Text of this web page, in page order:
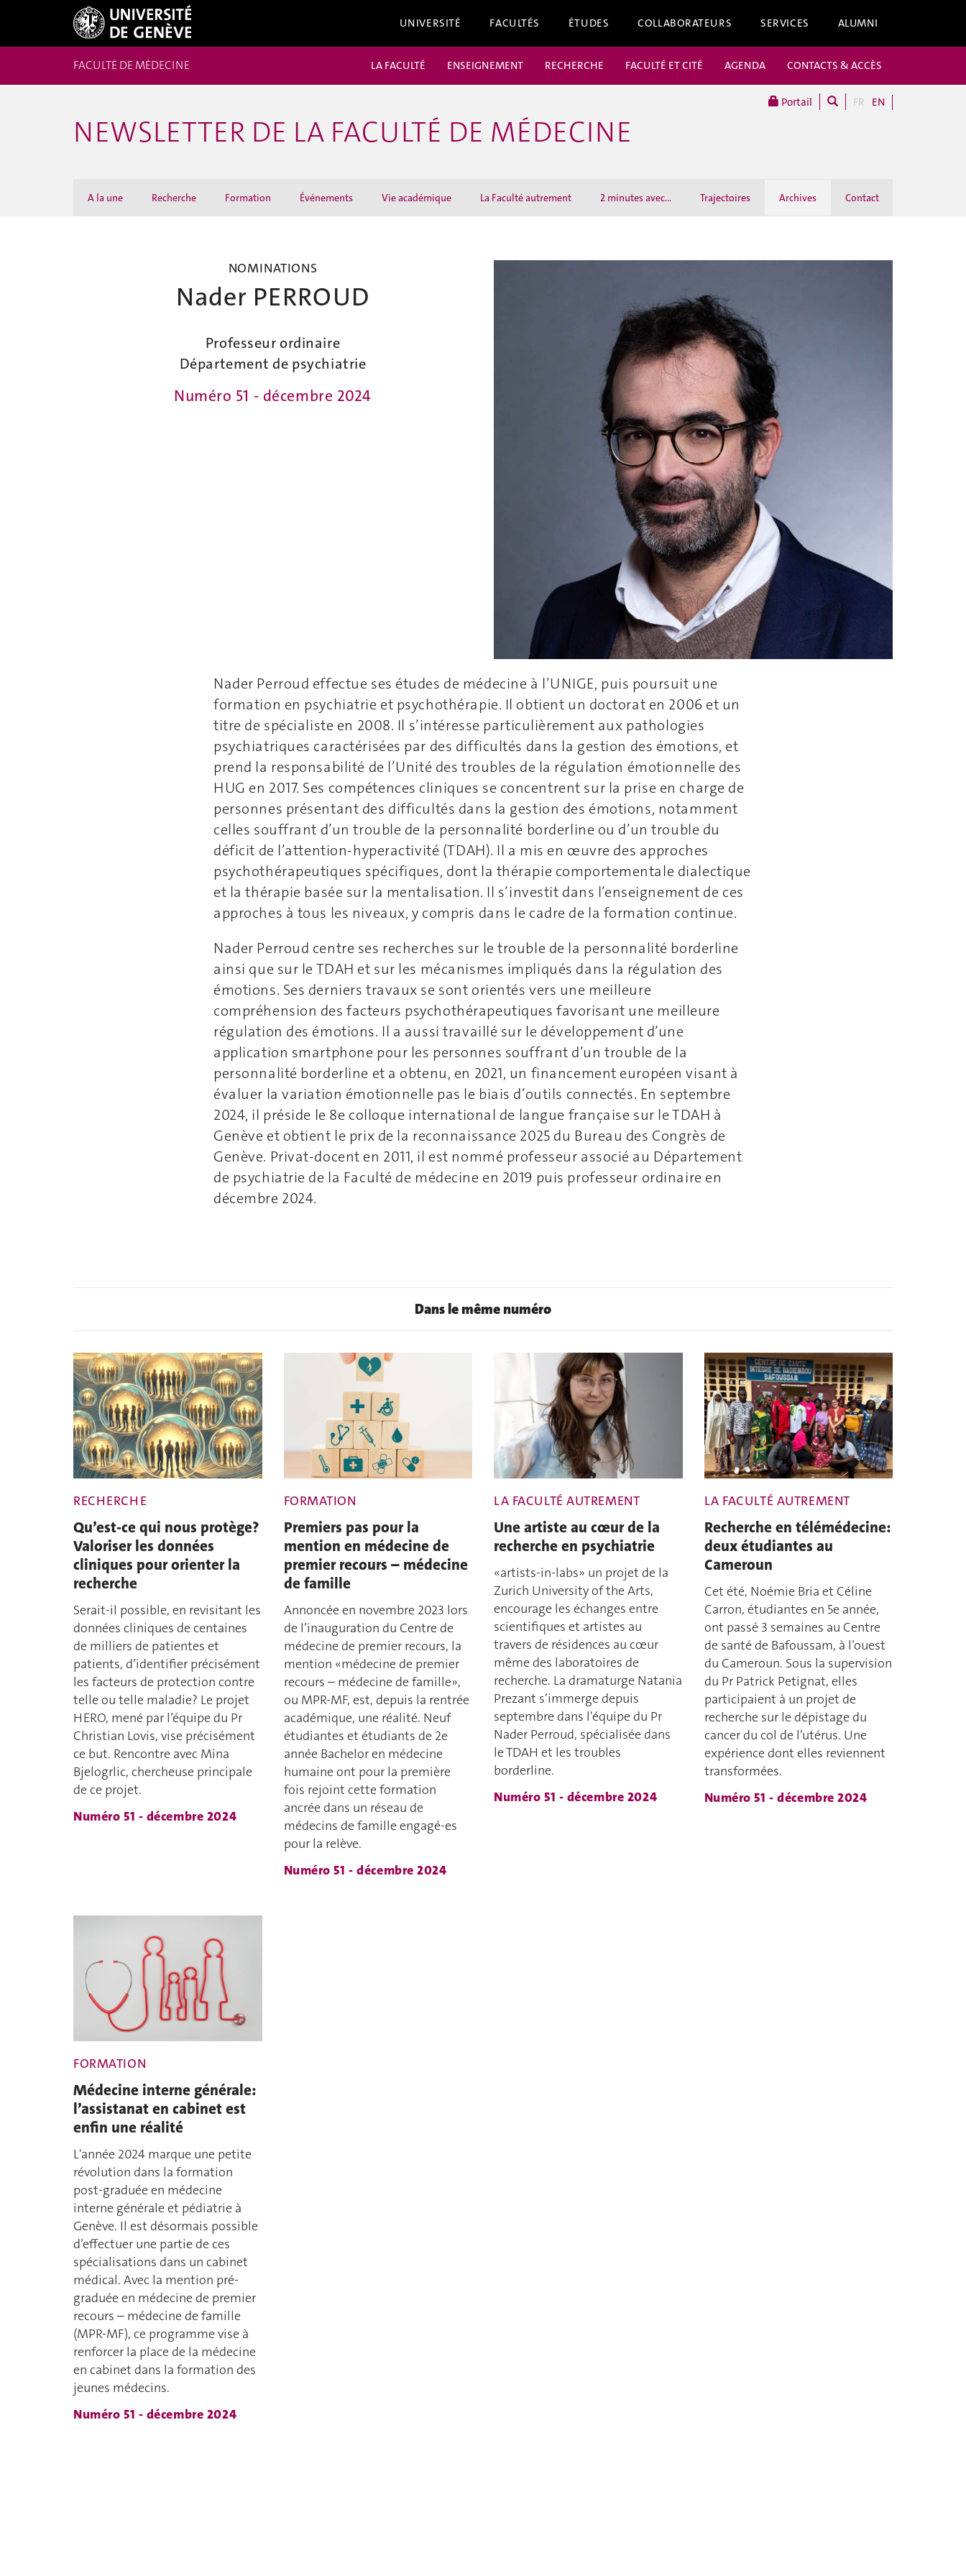
UNIVERSITÉ FACULTÉS ÉTUDES COLLABORATEURS SERVICES ALUMNI
Portail FR EN
FACULTÉ DE MÉDECINE LA FACULTÉ ENSEIGNEMENT RECHERCHE FACULTÉ ET CITÉ AGENDA CONTACTS & ACCÈS
NEWSLETTER DE LA FACULTÉ DE MÉDECINE
A la une Recherche Formation Événements Vie académique La Faculté autrement 2 minutes avec... Trajectoires Archives Contact
NOMINATIONS
Nader PERROUD
Professeur ordinaire
Département de psychiatrie
Numéro 51 - décembre 2024
Nader Perroud effectue ses études de médecine à l’UNIGE, puis poursuit une
formation en psychiatrie et psychothérapie. Il obtient un doctorat en 2006 et un
titre de spécialiste en 2008. Il s’intéresse particulièrement aux pathologies
psychiatriques caractérisées par des difficultés dans la gestion des émotions, et
prend la responsabilité de l’Unité des troubles de la régulation émotionnelle des
HUG en 2017. Ses compétences cliniques se concentrent sur la prise en charge de
personnes présentant des difficultés dans la gestion des émotions, notamment
celles souffrant d’un trouble de la personnalité borderline ou d’un trouble du
déficit de l’attention-hyperactivité (TDAH). Il a mis en œuvre des approches
psychothérapeutiques spécifiques, dont la thérapie comportementale dialectique
et la thérapie basée sur la mentalisation. Il s’investit dans l’enseignement de ces
approches à tous les niveaux, y compris dans le cadre de la formation continue.
Nader Perroud centre ses recherches sur le trouble de la personnalité borderline
ainsi que sur le TDAH et sur les mécanismes impliqués dans la régulation des
émotions. Ses derniers travaux se sont orientés vers une meilleure
compréhension des facteurs psychothérapeutiques favorisant une meilleure
régulation des émotions. Il a aussi travaillé sur le développement d’une
application smartphone pour les personnes souffrant d’un trouble de la
personnalité borderline et a obtenu, en 2021, un financement européen visant à
évaluer la variation émotionnelle pas le biais d’outils connectés. En septembre
2024, il préside le 8e colloque international de langue française sur le TDAH à
Genève et obtient le prix de la reconnaissance 2025 du Bureau des Congrès de
Genève. Privat-docent en 2011, il est nommé professeur associé au Département
de psychiatrie de la Faculté de médecine en 2019 puis professeur ordinaire en
décembre 2024.
Dans le même numéro
RECHERCHE
Qu’est-ce qui nous protège?
Valoriser les données
cliniques pour orienter la
recherche
Serait-il possible, en revisitant les
données cliniques de centaines
de milliers de patientes et
patients, d’identifier précisément
les facteurs de protection contre
telle ou telle maladie? Le projet
HERO, mené par l’équipe du Pr
Christian Lovis, vise précisément
ce but. Rencontre avec Mina
Bjelogrlic, chercheuse principale
de ce projet.
Numéro 51 - décembre 2024
FORMATION
Premiers pas pour la
mention en médecine de
premier recours – médecine
de famille
Annoncée en novembre 2023 lors
de l’inauguration du Centre de
médecine de premier recours, la
mention «médecine de premier
recours – médecine de famille»,
ou MPR-MF, est, depuis la rentrée
académique, une réalité. Neuf
étudiantes et étudiants de 2e
année Bachelor en médecine
humaine ont pour la première
fois rejoint cette formation
ancrée dans un réseau de
médecins de famille engagé-es
pour la relève.
Numéro 51 - décembre 2024
LA FACULTÉ AUTREMENT
Une artiste au cœur de la
recherche en psychiatrie
«artists-in-labs» un projet de la
Zurich University of the Arts,
encourage les échanges entre
scientifiques et artistes au
travers de résidences au cœur
même des laboratoires de
recherche. La dramaturge Natania
Prezant s’immerge depuis
septembre dans l'équipe du Pr
Nader Perroud, spécialisée dans
le TDAH et les troubles
borderline.
Numéro 51 - décembre 2024
LA FACULTÉ AUTREMENT
Recherche en télémédecine:
deux étudiantes au
Cameroun
Cet été, Noémie Bria et Céline
Carron, étudiantes en 5e année,
ont passé 3 semaines au Centre
de santé de Bafoussam, à l’ouest
du Cameroun. Sous la supervision
du Pr Patrick Petignat, elles
participaient à un projet de
recherche sur le dépistage du
cancer du col de l’utérus. Une
expérience dont elles reviennent
transformées.
Numéro 51 - décembre 2024
FORMATION
Médecine interne générale:
l’assistanat en cabinet est
enfin une réalité
L'année 2024 marque une petite
révolution dans la formation
post-graduée en médecine
interne générale et pédiatrie à
Genève. Il est désormais possible
d’effectuer une partie de ces
spécialisations dans un cabinet
médical. Avec la mention pré-
graduée en médecine de premier
recours – médecine de famille
(MPR-MF), ce programme vise à
renforcer la place de la médecine
en cabinet dans la formation des
jeunes médecins.
Numéro 51 - décembre 2024